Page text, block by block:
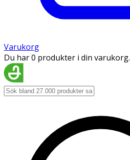
Varukorg
Du har 0 produkter i din varukorg.